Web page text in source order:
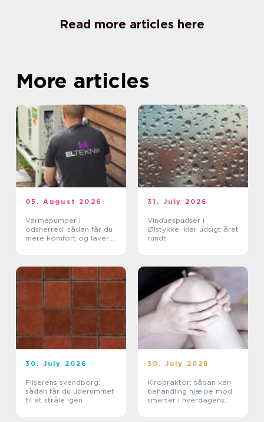
Read more articles here
More articles
05. August 2026
Varmepumper i
odsherred: sådan får du
mere komfort og lavere
31. July 2026
Vinduespudser i
Ølstykke: klar udsigt året
rundt
30. July 2026
Fliserens svendborg:
sådan får du uderummet
til at stråle igen
30. July 2026
Kiropraktor: sådan kan
behandling hjælpe mod
smerter i hverdagens